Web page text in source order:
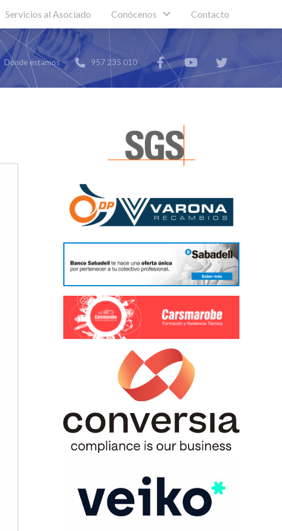
Servicios al Asociado Conócenos Contacto
Donde estamos 957 235 010